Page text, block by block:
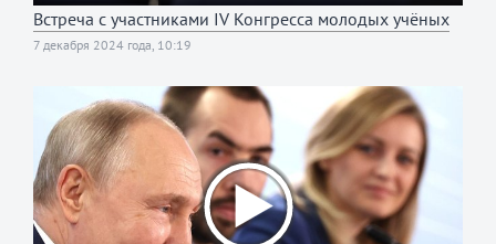
Встреча с участниками IV Конгресса молодых учёных
7 декабря 2024 года, 10:19